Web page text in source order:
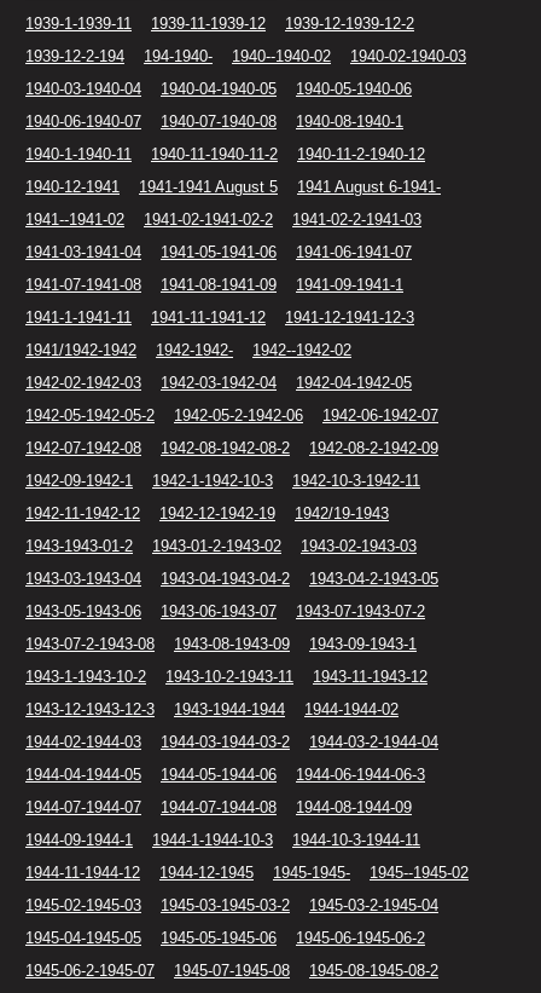
1939-1-1939-11
1939-11-1939-12
1939-12-1939-12-2
1939-12-2-194
194-1940- 1940--1940-02
1940-02-1940-03
1940-03-1940-04
1940-04-1940-05
1940-05-1940-06
1940-06-1940-07
1940-07-1940-08
1940-08-1940-1
1940-1-1940-11
1940-11-1940-11-2
1940-11-2-1940-12
1940-12-1941
1941-1941 August 5
1941 August 6-1941-
1941--1941-02
1941-02-1941-02-2
1941-02-2-1941-03
1941-03-1941-04
1941-05-1941-06
1941-06-1941-07
1941-07-1941-08
1941-08-1941-09
1941-09-1941-1
1941-1-1941-11
1941-11-1941-12
1941-12-1941-12-3
1941/1942-1942
1942-1942-
1942--1942-02
1942-02-1942-03
1942-03-1942-04
1942-04-1942-05
1942-05-1942-05-2
1942-05-2-1942-06
1942-06-1942-07
1942-07-1942-08
1942-08-1942-08-2
1942-08-2-1942-09
1942-09-1942-1
1942-1-1942-10-3
1942-10-3-1942-11
1942-11-1942-12
1942-12-1942-19
1942/19-1943
1943-1943-01-2
1943-01-2-1943-02
1943-02-1943-03
1943-03-1943-04
1943-04-1943-04-2
1943-04-2-1943-05
1943-05-1943-06
1943-06-1943-07
1943-07-1943-07-2
1943-07-2-1943-08
1943-08-1943-09
1943-09-1943-1
1943-1-1943-10-2
1943-10-2-1943-11
1943-11-1943-12
1943-12-1943-12-3
1943-1944-1944
1944-1944-02
1944-02-1944-03
1944-03-1944-03-2
1944-03-2-1944-04
1944-04-1944-05
1944-05-1944-06
1944-06-1944-06-3
1944-07-1944-07
1944-07-1944-08
1944-08-1944-09
1944-09-1944-1
1944-1-1944-10-3
1944-10-3-1944-11
1944-11-1944-12
1944-12-1945 1945-1945-
1945--1945-02
1945-02-1945-03
1945-03-1945-03-2
1945-03-2-1945-04
1945-04-1945-05
1945-05-1945-06
1945-06-1945-06-2
1945-06-2-1945-07
1945-07-1945-08
1945-08-1945-08-2